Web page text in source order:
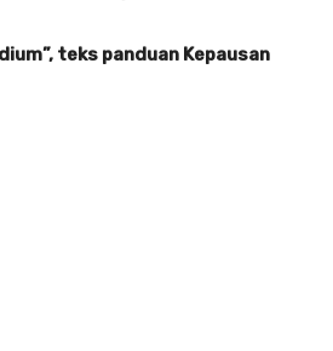
teks panduan Kepausan